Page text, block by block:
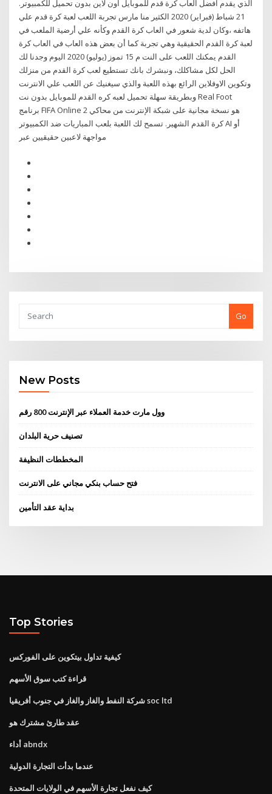
الذي يقدم افضل العاب كرة قدم للموبايل اون لاين بدون تحميل للكمبيوتر.
21 شباط (فبراير) 2020 الكثير منا مارس تجربة اللعب لعبة كرة قدم علي
هاتفه ،وكان لدية شعور في العاب كرة القدم وكأنه علي أرضية الملعب في
لعبة كرة القدم الحقيقية وهي تجربة كما أن بعض هذه العاب في العاب كرة
القدم يمكنك اللعب على النت م 15 تموز (يوليو) 2020 اليوم وجدنا لك
الحل لكل مشاكلك، ونبشرك بانك تستطيع لعب كرة القدم من منزلك
وتكوين الاوفلاين الرائع بهذه اللعبة والذي سيغنيك عن اللعب علي الانترنت
وبطريقة سهلة تحميل لعبه كره القدم للموبايل بدون نت Real Foot
برنامج FIFA Online 2 هو نسخة مجانية على شبكة الإنترنت من محاكي
كرة القدم الشهير. تسمح لك اللعبة بلعب المباريات ضد الكمبيوتر AI أو
Go
New Posts
وول مارت خدمة العملاء عبر الإنترنت 800 رقم
تصنيف حرية البلدان
المخططات النظيفة
فتح حساب بنكي مجاني على الانترنت
بداية عقد التأمين
Top Stories
كيفية تداول بيتكوين على الفوركس
قراءة كتب سوق الأسهم
شركة النفط والغاز والغاز في جنوب أفريقيا soc ltd
عقد طارئ مشترك هو
أداء abndx
عندما بدأت التجارة الدولية
كيف نفعل تجارة الأسهم في الولايات المتحدة